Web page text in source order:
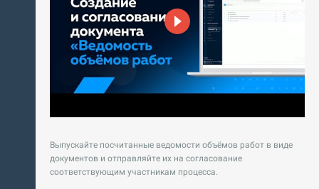
Выпускайте посчитанные ведомости объёмов работ в виде
документов и отправляйте их на согласование
соответствующим участникам процесса.